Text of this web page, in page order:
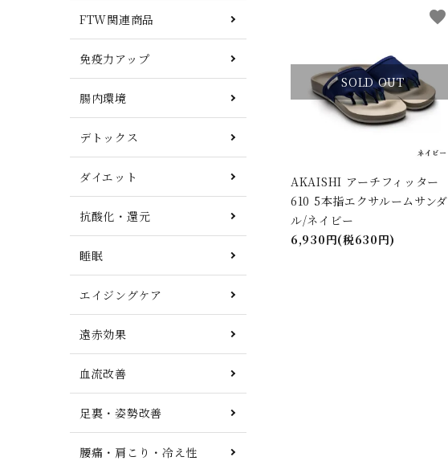
SOLD OUT
AKAISHI アーチフィッター
610 5本指エクサルームサンダ
ル/ネイビー
6,930円(税630円)
favorite
キーワード
FTW関連商品
免疫力アップ
腸内環境
デトックス
ダイエット
抗酸化・還元
睡眠
エイジングケア
遠赤効果
血流改善
足裏・姿勢改善
腰痛・肩こり・冷え性